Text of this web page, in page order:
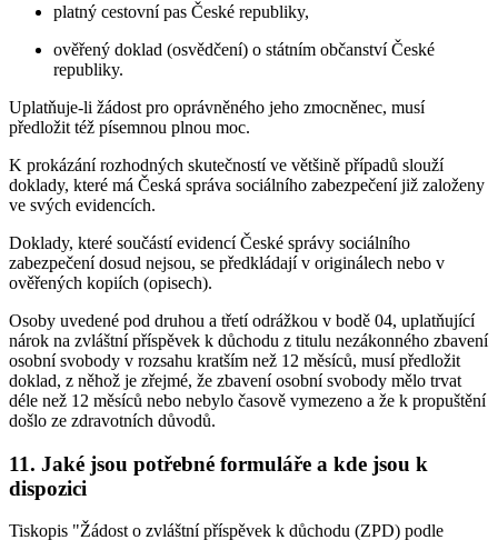
platný cestovní pas České republiky,
ověřený doklad (osvědčení) o státním občanství České
republiky.
Uplatňuje-li žádost pro oprávněného jeho zmocněnec, musí
předložit též písemnou plnou moc.
K prokázání rozhodných skutečností ve většině případů slouží
doklady, které má Česká správa sociálního zabezpečení již založeny
ve svých evidencích.
Doklady, které součástí evidencí České správy sociálního
zabezpečení dosud nejsou, se předkládají v originálech nebo v
ověřených kopiích (opisech).
Osoby uvedené pod druhou a třetí odrážkou v bodě 04, uplatňující
nárok na zvláštní příspěvek k důchodu z titulu nezákonného zbavení
osobní svobody v rozsahu kratším než 12 měsíců, musí předložit
doklad, z něhož je zřejmé, že zbavení osobní svobody mělo trvat
déle než 12 měsíců nebo nebylo časově vymezeno a že k propuštění
došlo ze zdravotních důvodů.
11. Jaké jsou potřebné formuláře a kde jsou k
dispozici
Tiskopis "Žádost o zvláštní příspěvek k důchodu (ZPD) podle